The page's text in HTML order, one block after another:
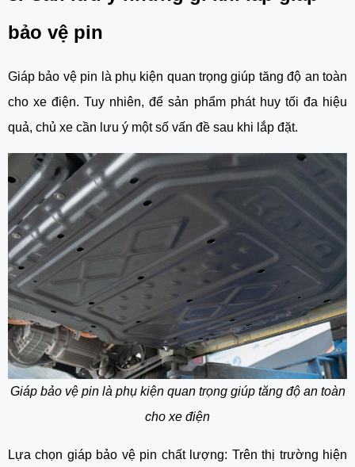
bảo vệ pin
Giáp bảo vệ pin là phụ kiện quan trọng giúp tăng độ an toàn
cho xe điện. Tuy nhiên, để sản phẩm phát huy tối đa hiệu
quả, chủ xe cần lưu ý một số vấn đề sau khi lắp đặt.
Giáp bảo vệ pin là phụ kiện quan trọng giúp tăng độ an toàn
cho xe điện
Lựa chọn giáp bảo vệ pin chất lượng: Trên thị trường hiện